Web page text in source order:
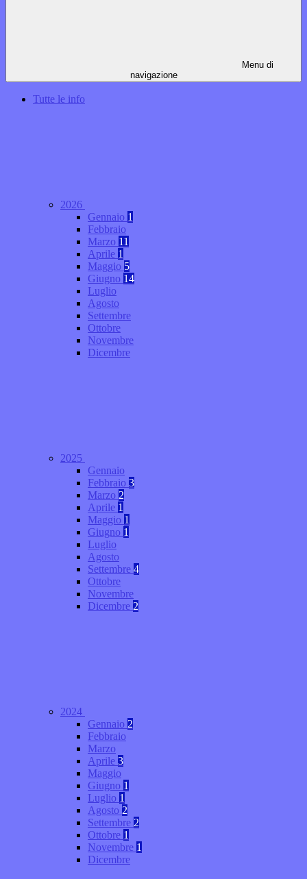
Menu di
navigazione
Tutte le info
2026
Gennaio 1
Febbraio
Marzo 11
Aprile 1
Maggio 5
Giugno 14
Luglio
Agosto
Settembre
Ottobre
Novembre
Dicembre
2025
Gennaio
Febbraio 3
Marzo 2
Aprile 1
Maggio 1
Giugno 1
Luglio
Agosto
Settembre 4
Ottobre
Novembre
Dicembre 2
2024
Gennaio 2
Febbraio
Marzo
Aprile 3
Maggio
Giugno 1
Luglio 1
Agosto 2
Settembre 2
Ottobre 1
Novembre 1
Dicembre